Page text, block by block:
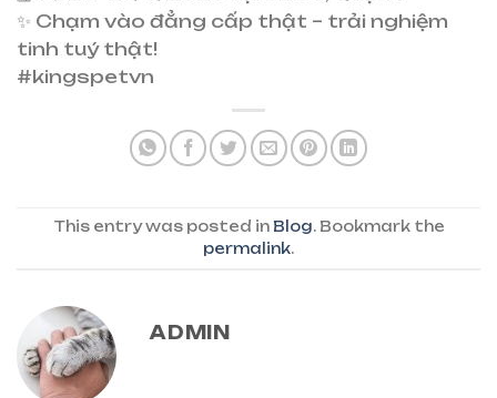
✨ Chạm vào đẳng cấp thật – trải nghiệm
tinh tuý thật!
#kingspetvn
This entry was posted in Blog. Bookmark the
permalink.
ADMIN